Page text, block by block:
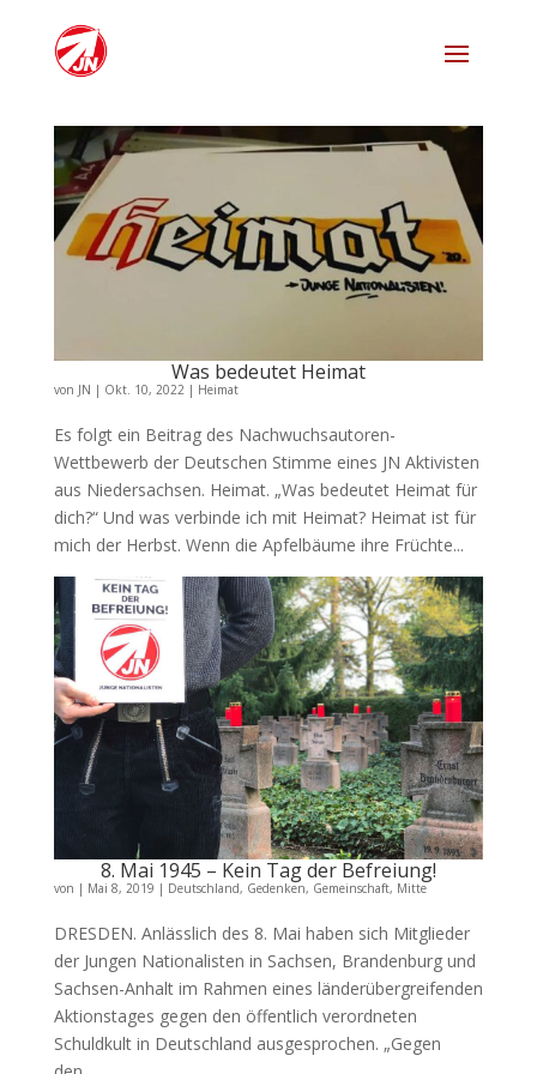
Was bedeutet Heimat
von JN | Okt. 10, 2022 | Heimat
Es folgt ein Beitrag des Nachwuchsautoren-
Wettbewerb der Deutschen Stimme eines JN Aktivisten
aus Niedersachsen. Heimat. „Was bedeutet Heimat für
dich?“ Und was verbinde ich mit Heimat? Heimat ist für
mich der Herbst. Wenn die Apfelbäume ihre Früchte...
8. Mai 1945 – Kein Tag der Befreiung!
von | Mai 8, 2019 | Deutschland, Gedenken, Gemeinschaft, Mitte
DRESDEN. Anlässlich des 8. Mai haben sich Mitglieder
der Jungen Nationalisten in Sachsen, Brandenburg und
Sachsen-Anhalt im Rahmen eines länderübergreifenden
Aktionstages gegen den öffentlich verordneten
Schuldkult in Deutschland ausgesprochen. „Gegen